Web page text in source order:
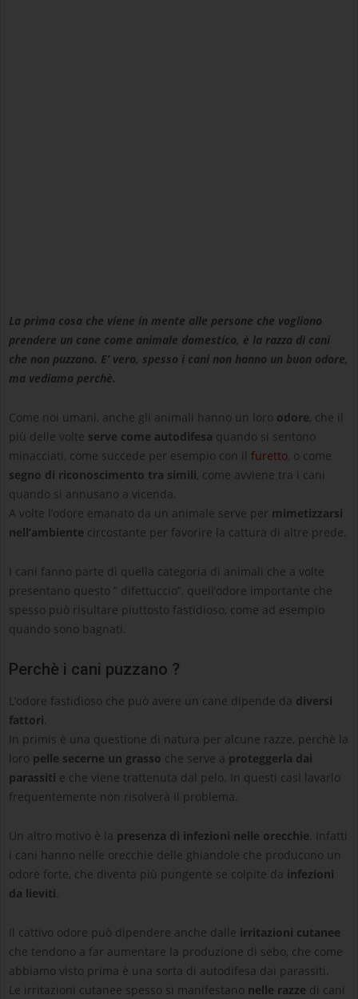
La prima cosa che viene in mente alle persone che vogliono
prendere un cane come animale domestico, è la razza di cani
che non puzzano. E’ vero, spesso i cani non hanno un buon odore,
ma vediamo perchè.
Come noi umani, anche gli animali hanno un loro odore, che il
più delle volte serve come autodifesa quando si sentono
minacciati, come succede per esempio con il furetto, o come
segno di riconoscimento tra simili, come avviene tra i cani
quando si annusano a vicenda.
A volte l’odore emanato da un animale serve per mimetizzarsi
nell’ambiente circostante per favorire la cattura di altre prede.
I cani fanno parte di quella categoria di animali che a volte
presentano questo ” difettuccio”, quell’odore importante che
spesso può risultare piuttosto fastidioso, come ad esempio
quando sono bagnati.
Perchè i cani puzzano ?
L’odore fastidioso che può avere un cane dipende da diversi
fattori.
In primis è una questione di natura per alcune razze, perchè la
loro pelle secerne un grasso che serve a proteggerla dai
parassiti e che viene trattenuta dal pelo. In questi casi lavarlo
frequentemente non risolverà il problema.
Un altro motivo è la presenza di infezioni nelle orecchie. Infatti
i cani hanno nelle orecchie delle ghiandole che producono un
odore forte, che diventa più pungente se colpite da infezioni
da lieviti.
Il cattivo odore può dipendere anche dalle irritazioni cutanee
che tendono a far aumentare la produzione di sebo, che come
abbiamo visto prima è una sorta di autodifesa dai parassiti.
Le irritazioni cutanee spesso si manifestano nelle razze di cani